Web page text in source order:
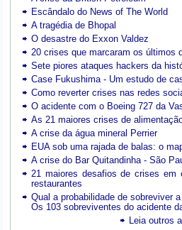
Escândalo do News of The World
A tragédia de Bhopal
O desastre do Exxon Valdez
20 crises que marcaram os últimos
Sete piores ataques hackers da
Case Fukushima - Um estudo de
Como reverter crises nas redes
O acidente com o Boeing 727 da
As 21 maiores crises de
A crise da água mineral Perrier
EUA sob uma rajada de balas: o
A crise do Bar Quitandinha - São
21 maiores desafios de crises em
restaurantes
Qual a probabilidade de sobreviver
Os 103 sobreviventes do acidente
Leia outros